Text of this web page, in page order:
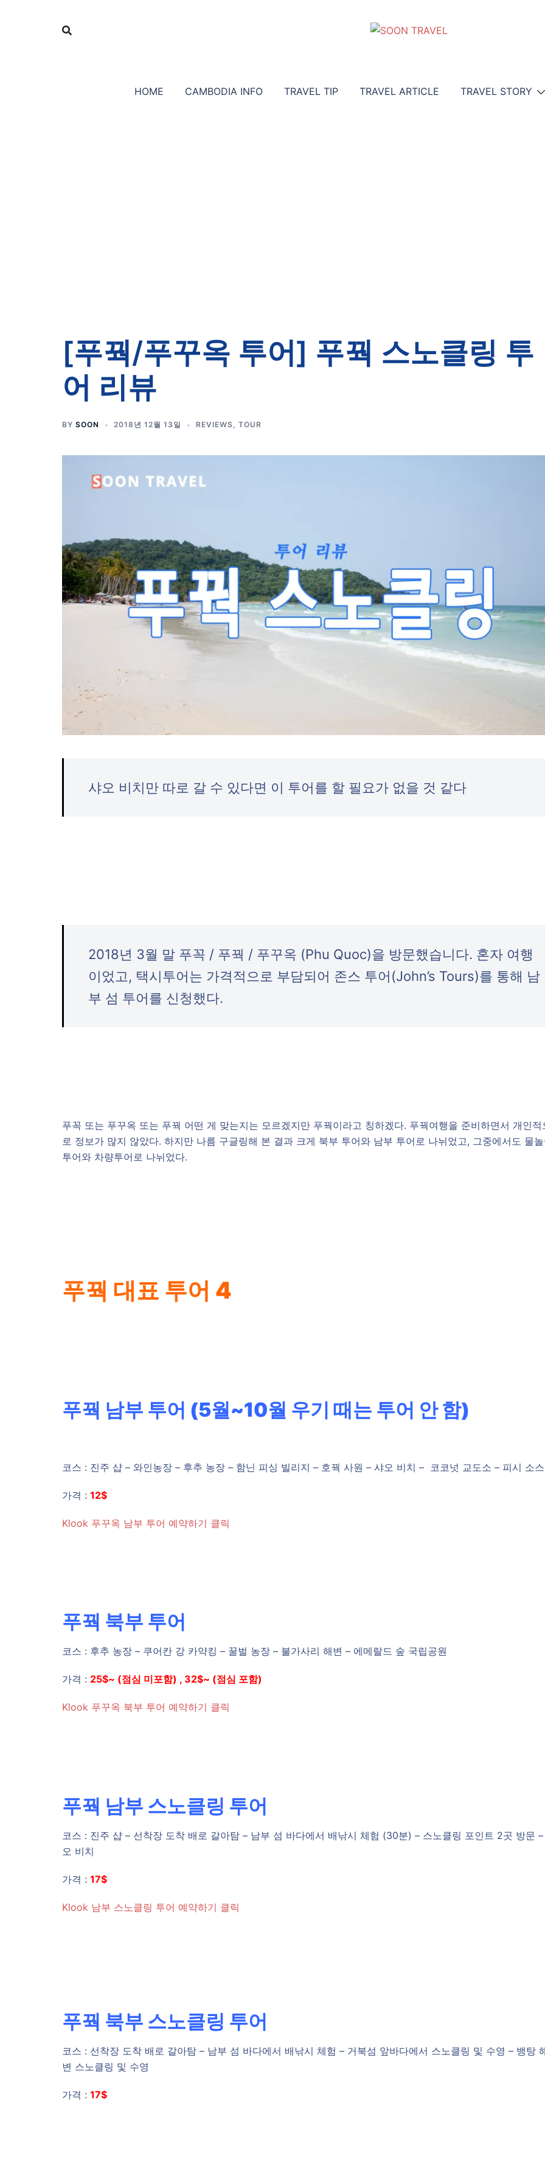
HOME CAMBODIA INFO TRAVEL TIP TRAVEL ARTICLE TRAVEL STORY
[푸꿕/푸꾸옥 투어] 푸꿕 스노클링 투
어 리뷰
BY SOON 2018년 12월 13일 REVIEWS, TOUR
샤오 비치만 따로 갈 수 있다면 이 투어를 할 필요가 없을 것 같다
2018년 3월 말 푸꼭 / 푸꿕 / 푸꾸옥 (Phu Quoc)을 방문했습니다. 혼자 여행
이었고, 택시투어는 가격적으로 부담되어 존스 투어(John’s Tours)를 통해 남
부 섬 투어를 신청했다.
푸꼭 또는 푸꾸옥 또는 푸꿕 어떤 게 맞는지는 모르겠지만 푸꿕이라고 칭하겠다. 푸꿕여행을 준비하면서 개인적
로 정보가 많지 않았다. 하지만 나름 구글링해 본 결과 크게 북부 투어와 남부 투어로 나뉘었고, 그중에서도 물
투어와 차량투어로 나뉘었다.
푸꿕 대표 투어 4
푸꿕 남부 투어 (5월~10월 우기 때는 투어 안 함)
코스 : 진주 샵 – 와인농장 – 후추 농장 – 함닌 피싱 빌리지 – 호꿕 사원 – 샤오 비치 – 코코넛 교도소 – 피시 소
가격 : 12$
Klook 푸꾸옥 남부 투어 예약하기 클릭
푸꿕 북부 투어
코스 : 후추 농장 – 쿠어칸 강 카약킹 – 꿀벌 농장 – 불가사리 해변 – 에메랄드 숲 국립공원
가격 : 25$~ (점심 미포함) , 32$~ (점심 포함)
Klook 푸꾸옥 북부 투어 예약하기 클릭
푸꿕 남부 스노클링 투어
코스 : 진주 샵 – 선착장 도착 배로 갈아탐 – 남부 섬 바다에서 배낚시 체험 (30분) – 스노클링 포인트 2곳 방문
오 비치
가격 : 17$
Klook 남부 스노클링 투어 예약하기 클릭
푸꿕 북부 스노클링 투어
코스 : 선착장 도착 배로 갈아탐 – 남부 섬 바다에서 배낚시 체험 – 거북섬 앞바다에서 스노클링 및 수영 – 뱅탕
변 스노클링 및 수영
가격 : 17$